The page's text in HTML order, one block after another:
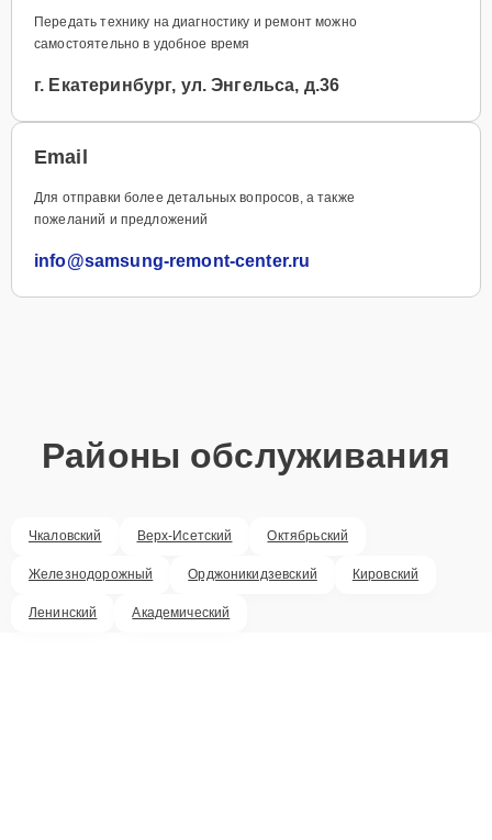
Передать технику на диагностику и ремонт можно
самостоятельно в удобное время
г. Екатеринбург, ул. Энгельса, д.36
Email
Для отправки более детальных вопросов, а также
пожеланий и предложений
info@samsung-remont-center.ru
Районы обслуживания
Чкаловский Верх-Исетский Октябрьский
Железнодорожный Орджоникидзевский Кировский
Ленинский Академический